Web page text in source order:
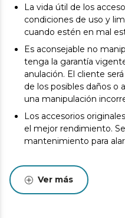
La vida útil de los
condiciones de uso y
cuando estén en mal
Es aconsejable no
tenga la garantía
anulación. El cliente
de los posibles daños o
una manipulación
Los accesorios
el mejor rendimiento.
mantenimiento para
Ver más